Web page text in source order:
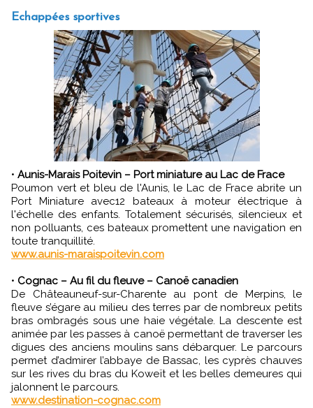
Echappées sportives
•
Aunis-Marais Poitevin – Port miniature au Lac de Frace
Poumon vert et bleu de l'Aunis, le Lac de Frace abrite un
Port Miniature avec12 bateaux à moteur électrique à
l'échelle des enfants. Totalement sécurisés, silencieux et
non polluants, ces bateaux promettent une navigation en
toute tranquillité.
www.aunis-maraispoitevin.com
• Cognac – Au fil du fleuve – Canoë canadien
De Châteauneuf-sur-Charente au pont de Merpins, le
fleuve s’égare au milieu des terres par de nombreux petits
bras ombragés sous une haie végétale. La descente est
animée par les passes à canoë permettant de traverser les
digues des anciens moulins sans débarquer. Le parcours
permet d’admirer l’abbaye de Bassac, les cyprès chauves
sur les rives du bras du Koweït et les belles demeures qui
jalonnent le parcours.
www.destination-cognac.com